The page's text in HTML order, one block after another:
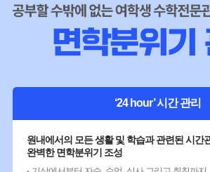
‘24 hour’ 시간 관리
원내에서의 모든 생활 및 학습과 관련된 시간
완벽한 면학분위기 조성